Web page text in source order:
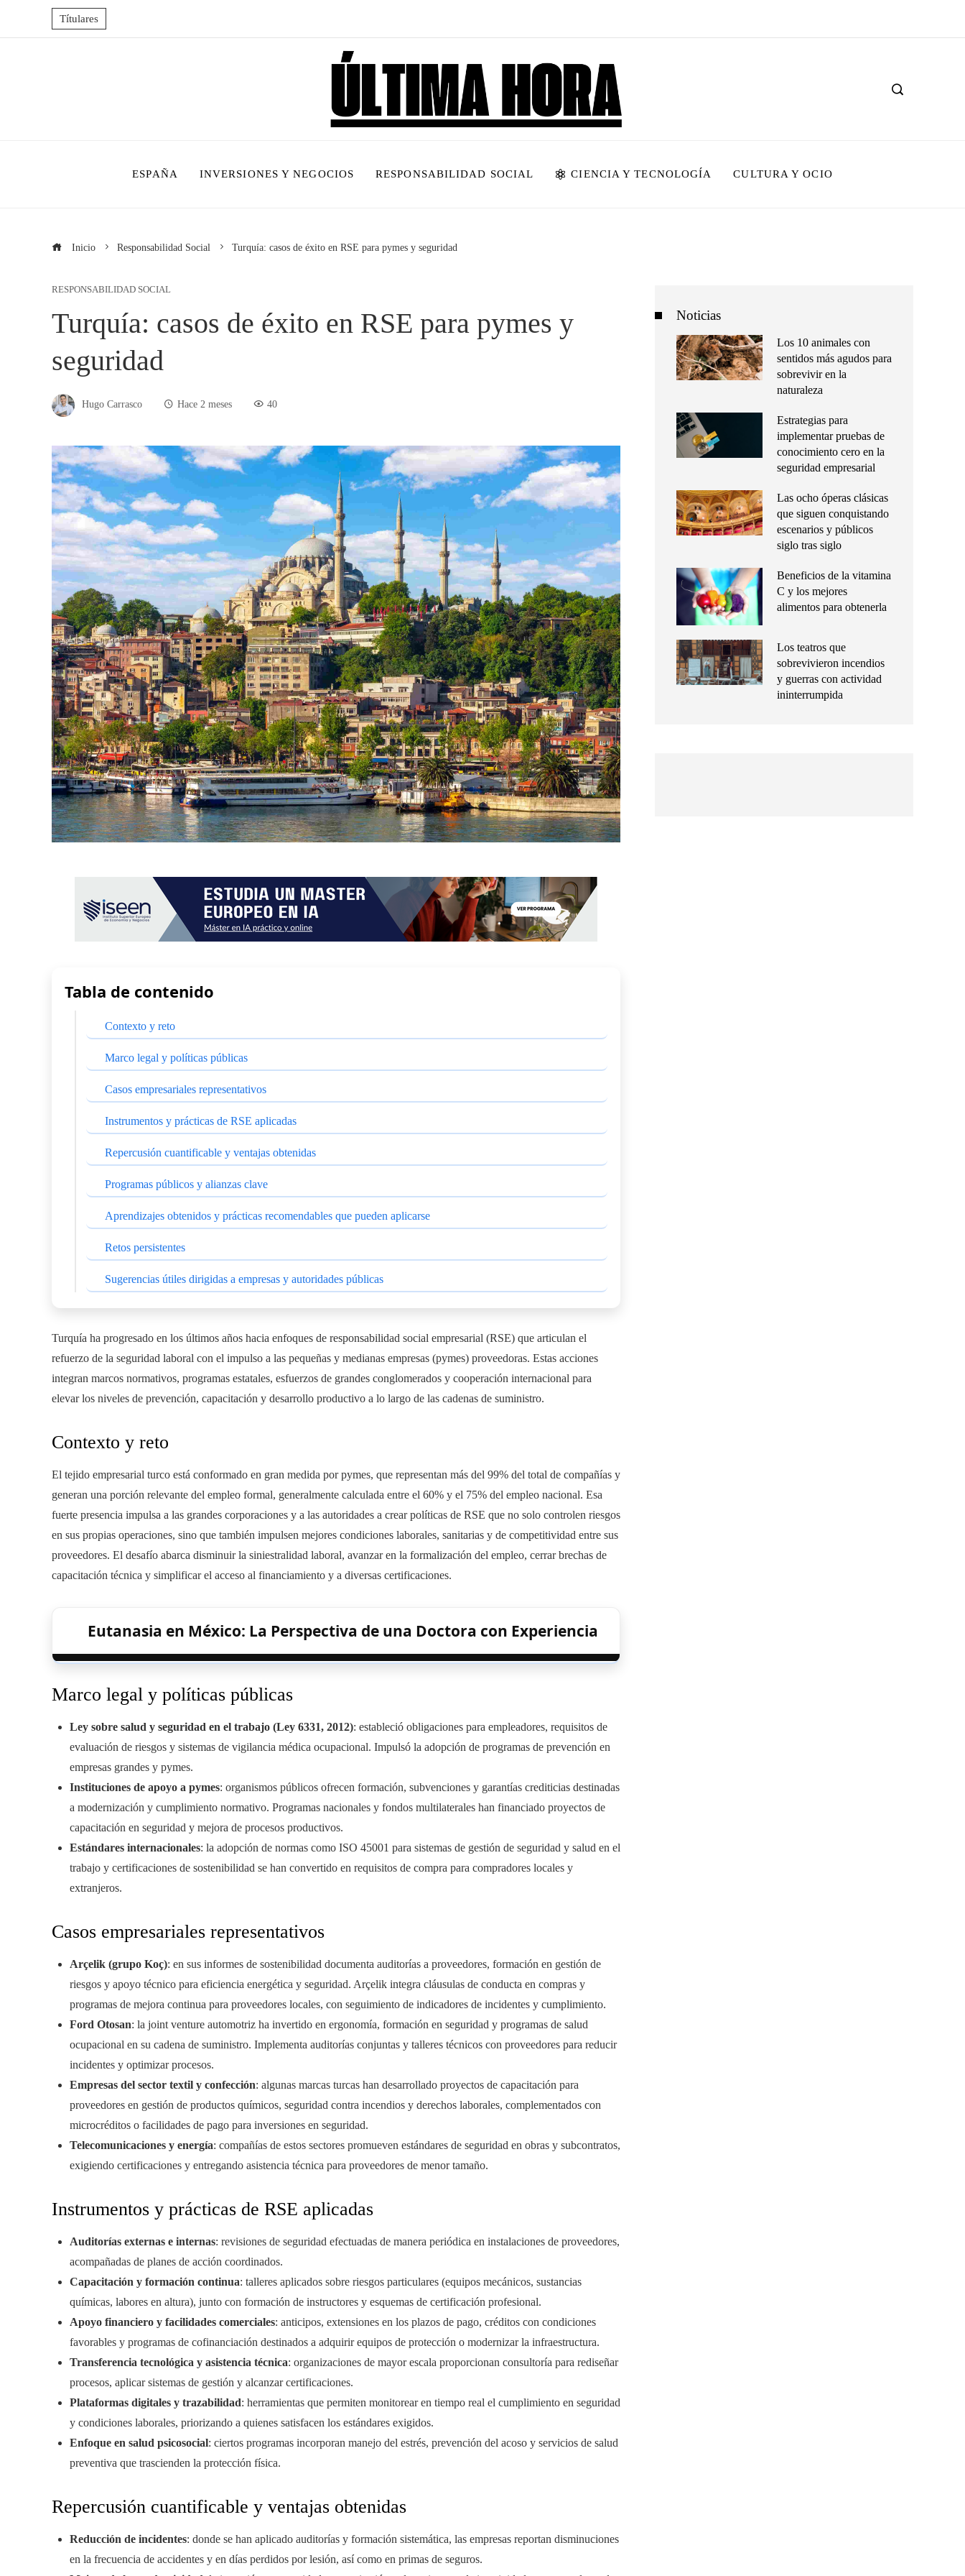
Títulares
ESPAÑA INVERSIONES Y NEGOCIOS RESPONSABILIDAD SOCIAL CIENCIA Y TECNOLOGÍA CULTURA Y OCIO
Inicio Responsabilidad Social Turquía: casos de éxito en RSE para pymes y seguridad
RESPONSABILIDAD SOCIAL
Turquía: casos de éxito en RSE para pymes y
seguridad
Hugo Carrasco Hace 2 meses 40
Tabla de contenido
Contexto y reto
Marco legal y políticas públicas
Casos empresariales representativos
Instrumentos y prácticas de RSE aplicadas
Repercusión cuantificable y ventajas obtenidas
Programas públicos y alianzas clave
Aprendizajes obtenidos y prácticas recomendables que pueden aplicarse
Retos persistentes
Sugerencias útiles dirigidas a empresas y autoridades públicas
Turquía ha progresado en los últimos años hacia enfoques de responsabilidad social empresarial (RSE) que articulan el
refuerzo de la seguridad laboral con el impulso a las pequeñas y medianas empresas (pymes) proveedoras. Estas acciones
integran marcos normativos, programas estatales, esfuerzos de grandes conglomerados y cooperación internacional para
elevar los niveles de prevención, capacitación y desarrollo productivo a lo largo de las cadenas de suministro.
Contexto y reto
El tejido empresarial turco está conformado en gran medida por pymes, que representan más del 99% del total de compañías y
generan una porción relevante del empleo formal, generalmente calculada entre el 60% y el 75% del empleo nacional. Esa
fuerte presencia impulsa a las grandes corporaciones y a las autoridades a crear políticas de RSE que no solo controlen riesgos
en sus propias operaciones, sino que también impulsen mejores condiciones laborales, sanitarias y de competitividad entre sus
proveedores. El desafío abarca disminuir la siniestralidad laboral, avanzar en la formalización del empleo, cerrar brechas de
capacitación técnica y simplificar el acceso al financiamiento y a diversas certificaciones.
Eutanasia en México: La Perspectiva de una Doctora con Experiencia
Marco legal y políticas públicas
Ley sobre salud y seguridad en el trabajo (Ley 6331, 2012): estableció obligaciones para empleadores, requisitos de
evaluación de riesgos y sistemas de vigilancia médica ocupacional. Impulsó la adopción de programas de prevención en
empresas grandes y pymes.
Instituciones de apoyo a pymes: organismos públicos ofrecen formación, subvenciones y garantías crediticias destinadas
a modernización y cumplimiento normativo. Programas nacionales y fondos multilaterales han financiado proyectos de
capacitación en seguridad y mejora de procesos productivos.
Estándares internacionales: la adopción de normas como ISO 45001 para sistemas de gestión de seguridad y salud en el
trabajo y certificaciones de sostenibilidad se han convertido en requisitos de compra para compradores locales y
extranjeros.
Casos empresariales representativos
Arçelik (grupo Koç): en sus informes de sostenibilidad documenta auditorías a proveedores, formación en gestión de
riesgos y apoyo técnico para eficiencia energética y seguridad. Arçelik integra cláusulas de conducta en compras y
programas de mejora continua para proveedores locales, con seguimiento de indicadores de incidentes y cumplimiento.
Ford Otosan: la joint venture automotriz ha invertido en ergonomía, formación en seguridad y programas de salud
ocupacional en su cadena de suministro. Implementa auditorías conjuntas y talleres técnicos con proveedores para reducir
incidentes y optimizar procesos.
Empresas del sector textil y confección: algunas marcas turcas han desarrollado proyectos de capacitación para
proveedores en gestión de productos químicos, seguridad contra incendios y derechos laborales, complementados con
microcréditos o facilidades de pago para inversiones en seguridad.
Telecomunicaciones y energía: compañías de estos sectores promueven estándares de seguridad en obras y subcontratos,
exigiendo certificaciones y entregando asistencia técnica para proveedores de menor tamaño.
Instrumentos y prácticas de RSE aplicadas
Auditorías externas e internas: revisiones de seguridad efectuadas de manera periódica en instalaciones de proveedores,
acompañadas de planes de acción coordinados.
Capacitación y formación continua: talleres aplicados sobre riesgos particulares (equipos mecánicos, sustancias
químicas, labores en altura), junto con formación de instructores y esquemas de certificación profesional.
Apoyo financiero y facilidades comerciales: anticipos, extensiones en los plazos de pago, créditos con condiciones
favorables y programas de cofinanciación destinados a adquirir equipos de protección o modernizar la infraestructura.
Transferencia tecnológica y asistencia técnica: organizaciones de mayor escala proporcionan consultoría para rediseñar
procesos, aplicar sistemas de gestión y alcanzar certificaciones.
Plataformas digitales y trazabilidad: herramientas que permiten monitorear en tiempo real el cumplimiento en seguridad
y condiciones laborales, priorizando a quienes satisfacen los estándares exigidos.
Enfoque en salud psicosocial: ciertos programas incorporan manejo del estrés, prevención del acoso y servicios de salud
preventiva que trascienden la protección física.
Repercusión cuantificable y ventajas obtenidas
Reducción de incidentes: donde se han aplicado auditorías y formación sistemática, las empresas reportan disminuciones
en la frecuencia de accidentes y en días perdidos por lesión, así como en primas de seguros.
Noticias
Los 10 animales con
sentidos más agudos para
sobrevivir en la
naturaleza
Estrategias para
implementar pruebas de
conocimiento cero en la
seguridad empresarial
Las ocho óperas clásicas
que siguen conquistando
escenarios y públicos
siglo tras siglo
Beneficios de la vitamina
C y los mejores
alimentos para obtenerla
Los teatros que
sobrevivieron incendios
y guerras con actividad
ininterrumpida